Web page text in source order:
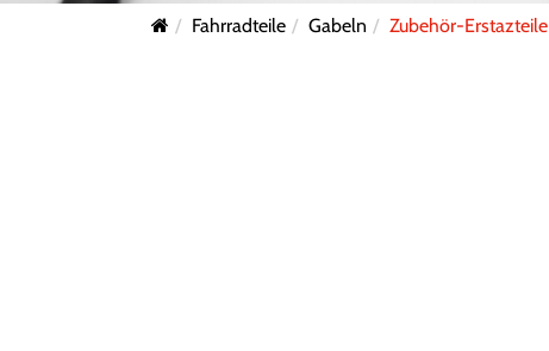
Fahrradteile Gabeln Zubehör-Erstazteile